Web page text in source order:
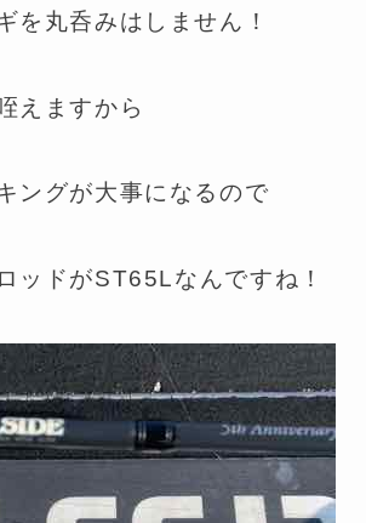
を丸呑みはしません！
えますから
ングが大事になるので
ッドがST65Lなんですね！